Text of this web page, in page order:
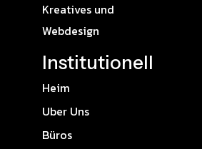
Kreatives und
Webdesign
Institutionell
Heim
Uber Uns
Büros